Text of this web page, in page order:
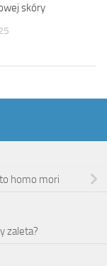
skóry
homo mori
zaleta?